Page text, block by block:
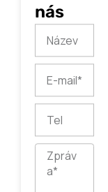
nás
mail
Zpráva